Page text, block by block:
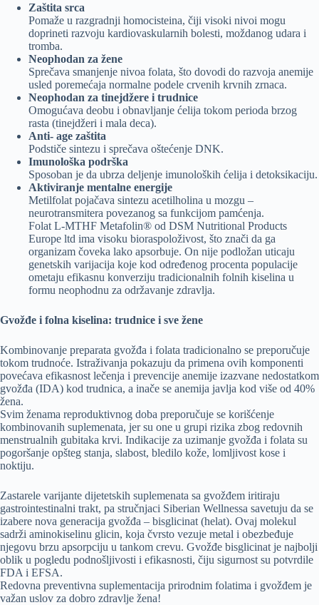
Zaštita srca
Pomaže u razgradnji homocisteina, čiji visoki nivoi mogu
doprineti razvoju kardiovaskularnih bolesti, moždanog udara i
tromba.
Neophodan za žene
Sprečava smanjenje nivoa folata, što dovodi do razvoja anemije
usled poremećaja normalne podele crvenih krvnih zrnaca.
Neophodan za tinejdžere i trudnice
Omogućava deobu i obnavljanje ćelija tokom perioda brzog
rasta (tinejdžeri i mala deca).
Anti- age zaštita
Podstiče sintezu i sprečava oštećenje DNK.
Imunološka podrška
Sposoban je da ubrza deljenje imunoloških ćelija i detoksikaciju.
Aktiviranje mentalne energije
Metilfolat pojačava sintezu acetilholina u mozgu –
neurotransmitera povezanog sa funkcijom pamćenja.
Folat L-MTHF Metafolin® od DSM Nutritional Products
Europe ltd ima visoku bioraspoloživost, što znači da ga
organizam čoveka lako apsorbuje. On nije podložan uticaju
genetskih varijacija koje kod određenog procenta populacije
ometaju efikasnu konverziju tradicionalnih folnih kiselina u
formu neophodnu za održavanje zdravlja.
Gvožđe i folna kiselina: trudnice i sve žene
Kombinovanje preparata gvožđa i folata tradicionalno se preporučuje
tokom trudnoće. Istraživanja pokazuju da primena ovih komponenti
povećava efikasnost lečenja i prevencije anemije izazvane nedostatkom
gvožđa (IDA) kod trudnica, a inače se anemija javlja kod više od 40%
žena.
Svim ženama reproduktivnog doba preporučuje se korišćenje
kombinovanih suplemenata, jer su one u grupi rizika zbog redovnih
menstrualnih gubitaka krvi. Indikacije za uzimanje gvožđa i folata su
pogoršanje opšteg stanja, slabost, bledilo kože, lomljivost kose i
noktiju.
Zastarele varijante dijetetskih suplemenata sa gvožđem iritiraju
gastrointestinalni trakt, pa stručnjaci Siberian Wellnessa savetuju da se
izabere nova generacija gvožđa – bisglicinat (helat). Ovaj molekul
sadrži aminokiselinu glicin, koja čvrsto vezuje metal i obezbeđuje
njegovu brzu apsorpciju u tankom crevu. Gvožđe bisglicinat je najbolji
oblik u pogledu podnošljivosti i efikasnosti, čiju sigurnost su potvrdile
FDA i EFSA.
Redovna preventivna suplementacija prirodnim folatima i gvožđem je
važan uslov za dobro zdravlje žena!